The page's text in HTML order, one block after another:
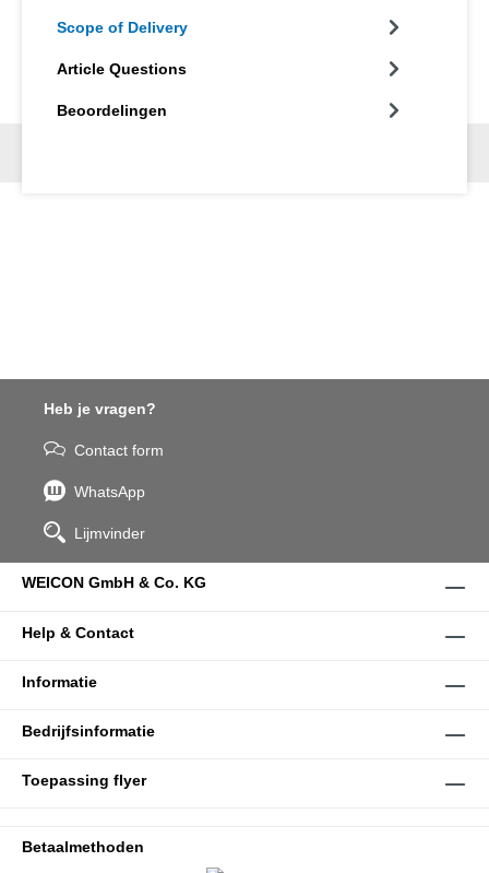
Scope of Delivery
Article Questions
Beoordelingen
Heb je vragen?
Contact form
WhatsApp
Lijmvinder
WEICON GmbH & Co. KG
Help & Contact
Informatie
Bedrijfsinformatie
Toepassing flyer
Betaalmethoden